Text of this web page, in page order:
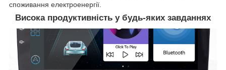
споживання електроенергії.
Висока продуктивність у будь-яких завданнях